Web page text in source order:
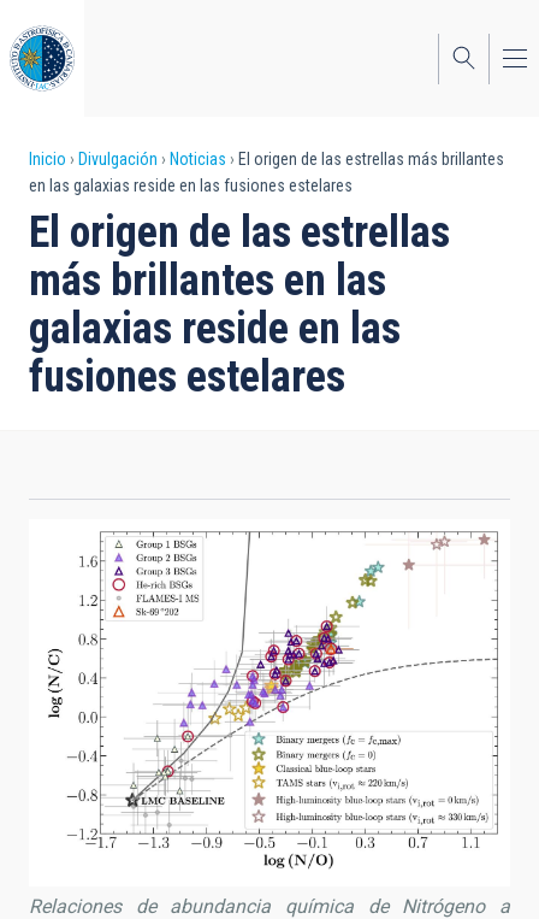
al
contenido
principal
Sobrescribir
enlaces
de
ayuda
a
la
Inicio Divulgación Noticias
El origen de las estrellas más brillantes
en las galaxias reside en las fusiones estelares
El origen de las estrellas
más brillantes en las
galaxias reside en las
fusiones estelares
Relaciones de abundancia química de Nitrógeno a